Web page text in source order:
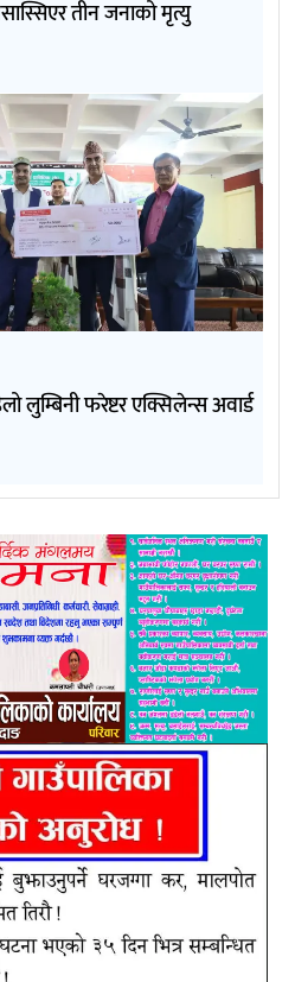
तीन जनाको मृत्यु
लुम्बिनी फरेष्टर एक्सिलेन्स अवार्ड